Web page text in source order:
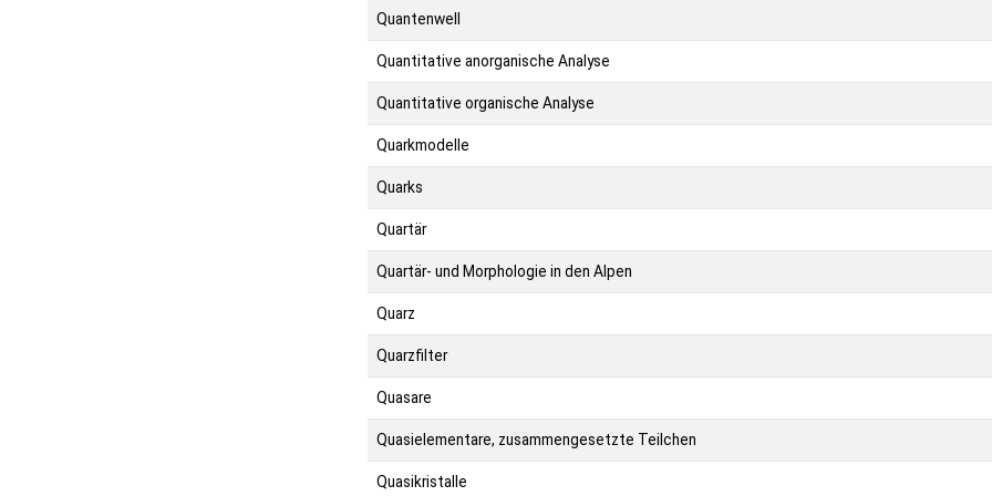
Quantenwell
Quantitative anorganische Analyse
Quantitative organische Analyse
Quarkmodelle
Quarks
Quartär
Quartär- und Morphologie in den Alpen
Quarz
Quarzfilter
Quasare
Quasielementare, zusammengesetzte Teilchen
Quasikristalle